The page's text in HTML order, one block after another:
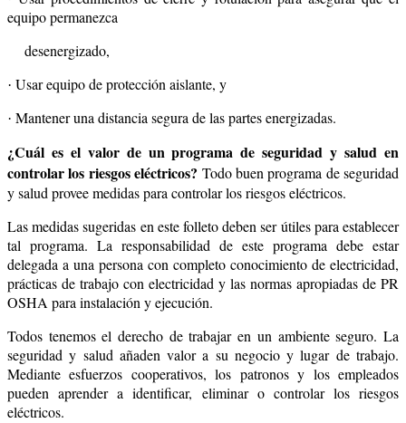
equipo permanezca
desenergizado,
· Usar equipo de protección aislante, y
· Mantener una distancia segura de las partes energizadas.
¿Cuál es el valor de un programa de seguridad y salud en
controlar los riesgos eléctricos? Todo buen programa de seguridad
y salud provee medidas para controlar los riesgos eléctricos.
Las medidas sugeridas en este folleto deben ser útiles para establecer
tal programa. La responsabilidad de este programa debe estar
delegada a una persona con completo conocimiento de electricidad,
prácticas de trabajo con electricidad y las normas apropiadas de PR
OSHA para instalación y ejecución.
Todos tenemos el derecho de trabajar en un ambiente seguro. La
seguridad y salud añaden valor a su negocio y lugar de trabajo.
Mediante esfuerzos cooperativos, los patronos y los empleados
pueden aprender a identificar, eliminar o controlar los riesgos
eléctricos.